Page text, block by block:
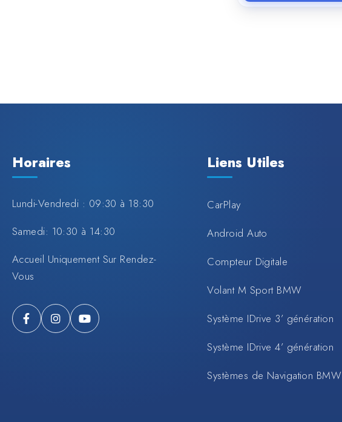
Horaires
Lundi-Vendredi : 09:30 à 18:30
Samedi: 10:30 à 14:30
Accueil Uniquement Sur Rendez-
Vous
Liens Utiles
CarPlay
Android Auto
Compteur Digitale
Volant M Sport BMW
Système IDrive 3’ génération
Système IDrive 4’ génération
Systèmes de Navigation BMW